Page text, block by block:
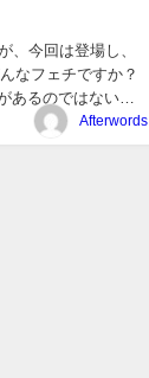
、今回は登場し、
なフェチですか？
あるのではないで
Afterwords